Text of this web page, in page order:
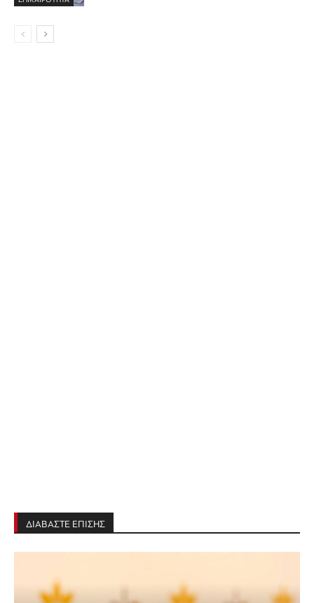
ΔΙΑΒΑΣΤΕ ΕΠΙΣΗΣ